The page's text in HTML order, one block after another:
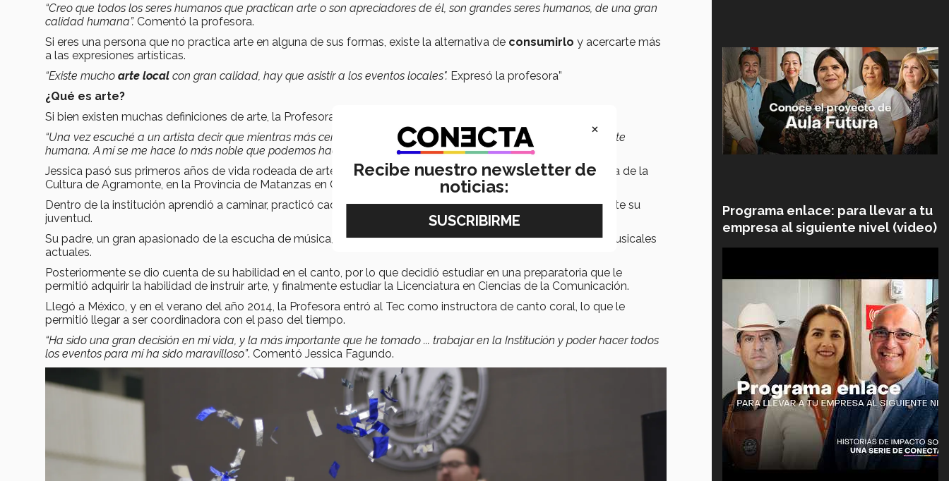
“Creo que todos los seres humanos que practican arte o son apreciadores de él, son grandes seres humanos, de una gran
calidad humana”. Comentó la profesora.
Si eres una persona que no practica arte en alguna de sus formas, existe la alternativa de consumirlo y acercarte más
a las expresiones artísticas.
“Existe mucho arte local con gran calidad, hay que asistir a los eventos locales". Expresó la profesora”
¿Qué es arte?
Si bien existen muchas definiciones de arte, la Profesora nos comparte su experiencia y opinión sobre este.
“Una vez escuché a un artista decir que mientras más cerca estamos del arte, más cerca estamos de nuestra parte
humana. A mí se me hace lo más noble que podemos hacer como humanos”Expresó Jessica Fagundo.
Jessica pasó sus primeros años de vida rodeada de arte, su madre, en ese entonces, era la directora de la Casa de la
Cultura de Agramonte, en la Provincia de Matanzas en Cuba.
Dentro de la institución aprendió a caminar, practicó cada taller de arte que ofrecía la Casa de la Cultura durante su
juventud.
Su padre, un gran apasionado de la escucha de música, permitió a Jessica adquirir gran parte de sus gustos musicales
actuales.
Posteriormente se dio cuenta de su habilidad en el canto, por lo que decidió estudiar en una preparatoria que le
permitió adquirir la habilidad de instruir arte, y finalmente estudiar la Licenciatura en Ciencias de la Comunicación.
Llegó a México, y en el verano del año 2014, la Profesora entró al Tec como instructora de canto coral, lo que le
permitió llegar a ser coordinadora con el paso del tiempo.
“Ha sido una gran decisión en mi vida, y la más importante que he tomado ... trabajar en la Institución y poder hacer todos
los eventos para mí ha sido maravilloso”. Comentó Jessica Fagundo.
Programa enlace: para llevar a tu
empresa al siguiente nivel (video)
×
Recibe nuestro newsletter de
noticias: